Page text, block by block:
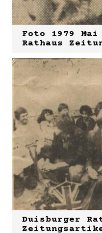
Foto 1979
Rathaus
Duisburger